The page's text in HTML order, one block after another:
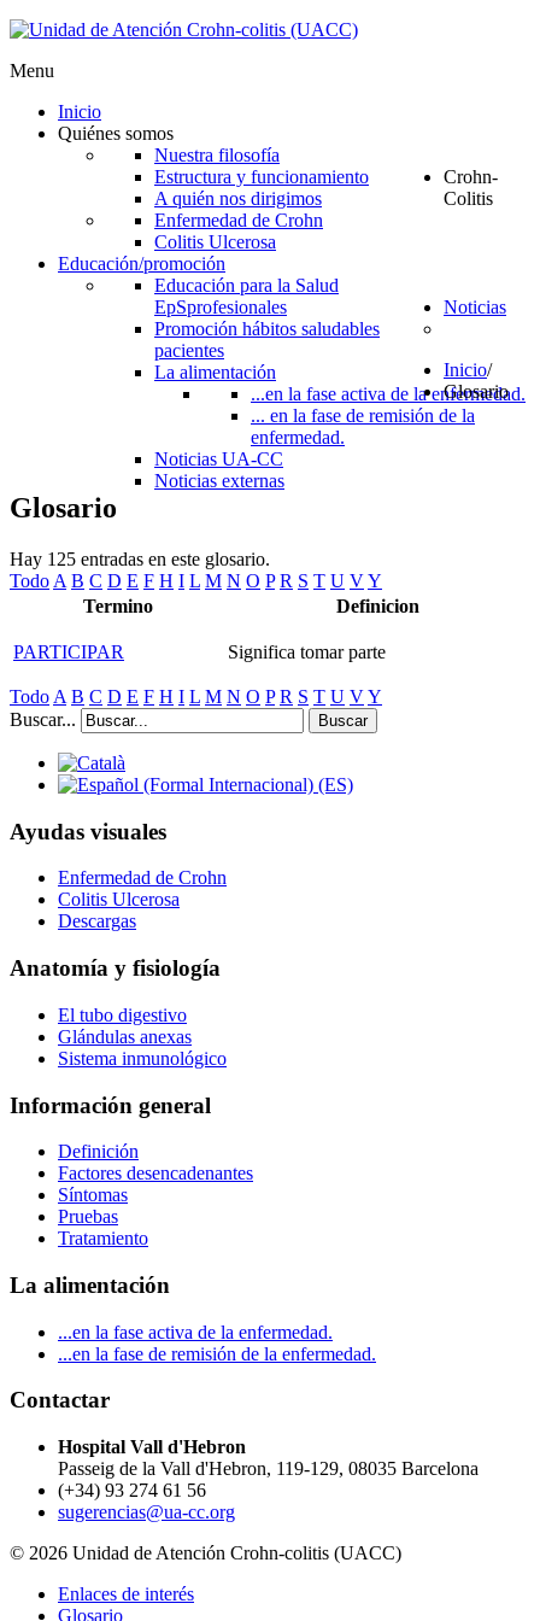
Menu
Inicio
Quiénes somos
Nuestra filosofía
Estructura y funcionamiento
A quién nos dirigimos
Crohn-
Colitis
Enfermedad de Crohn
Colitis Ulcerosa
Educación/promoción
Educación para la Salud
EpSprofesionales
Promoción hábitos saludables
pacientes
La alimentación
...en la fase activa de la enfermedad.
... en la fase de remisión de la
enfermedad.
Noticias
Noticias UA-CC
Noticias externas
Inicio/
Glosario
Glosario
Hay 125 entradas en este glosario.
Todo A B C D E F H I L M N O P R S T U VY
Termino
Definicion
PARTICIPAR Significa tomar parte
Todo A B C D E F H I L M N O P R S T U VY
Buscar...
Buscar
Ayudas visuales
Enfermedad de Crohn
Colitis Ulcerosa
Descargas
Anatomía y fisiología
El tubo digestivo
Glándulas anexas
Sistema inmunológico
Información general
Definición
Factores desencadenantes
Síntomas
Pruebas
Tratamiento
La alimentación
...en la fase activa de la enfermedad.
...en la fase de remisión de la enfermedad.
Contactar
Hospital Vall d'Hebron
Passeig de la Vall d'Hebron, 119-129, 08035 Barcelona
(+34) 93 274 61 56
sugerencias@ua-cc.org
© 2026 Unidad de Atención Crohn-colitis (UACC)
Enlaces de interés
Glosario